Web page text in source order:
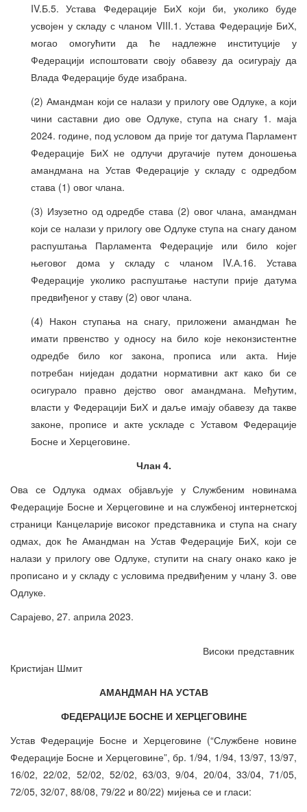
IV.Б.5. Устава Федерације БиХ који би, уколико буде
усвојен у складу с чланом VIII.1. Устава Федерације БиХ,
могао омогућити да ће надлежне институције у
Федерацији испоштовати своју обавезу да осигурају да
Влада Федерације буде изабрана.
(2) Амандман који се налази у прилогу ове Одлуке, а који
чини саставни дио ове Одлуке, ступа на снагу 1. маја
2024. године, под условом да прије тог датума Парламент
Федерације БиХ не одлучи другачије путем доношења
амандмана на Устав Федерације у складу с одредбом
става (1) овог члана.
(3) Изузетно од одредбе става (2) овог члана, амандман
који се налази у прилогу ове Одлуке ступа на снагу даном
распуштања Парламента Федерације или било којег
његовог дома у складу с чланом IV.А.16. Устава
Федерације уколико распуштање наступи прије датума
предвиђеног у ставу (2) овог члана.
(4) Након ступања на снагу, приложени амандман ће
имати првенство у односу на било које неконзистентне
одредбе било ког закона, прописа или акта. Није
потребан ниједан додатни нормативни акт како би се
осигурало правно дејство овог амандмана. Међутим,
власти у Федерацији БиХ и даље имају обавезу да такве
законе, прописе и акте ускладе с Уставом Федерације
Босне и Херцеговине.
Члан 4.
Ова се Одлука одмах објављује у Службеним новинама
Федерације Босне и Херцеговине и на службеној интернетској
страници Канцеларије високог представника и ступа на снагу
одмах, док ће Амандман на Устав Федерације БиХ, који се
налази у прилогу ове Одлуке, ступити на снагу онако како је
прописано и у складу с условима предвиђеним у члану 3. ове
Одлуке.
Сарајево, 27. априла 2023.
Високи представник
Кристијан Шмит
АМАНДМАН НА УСТАВ
ФЕДЕРАЦИЈЕ БОСНЕ И ХЕРЦЕГОВИНЕ
Устав Федерације Босне и Херцеговине (“Службене новине
Федерације Босне и Херцеговине”, бр. 1/94, 1/94, 13/97, 13/97,
16/02, 22/02, 52/02, 52/02, 63/03, 9/04, 20/04, 33/04, 71/05,
72/05, 32/07, 88/08, 79/22 и 80/22) мијења се и гласи: